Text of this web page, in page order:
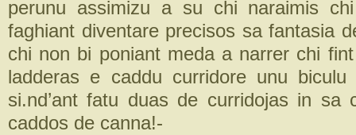
perunu assimizu a su chi naraimis
faghiant diventare precisos sa fantasia
chi non bi poniant meda a narrer chi
ladderas e caddu curridore unu
si.nd’ant fatu duas de curridojas in sa
caddos de canna!-